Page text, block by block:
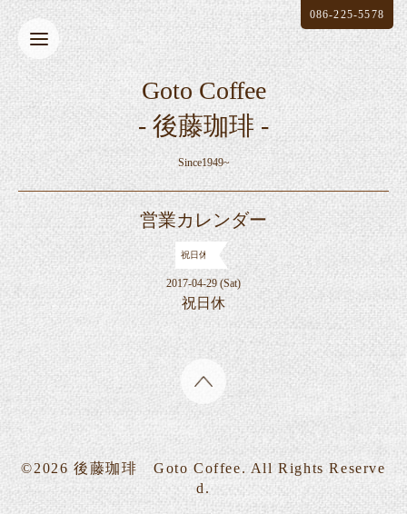
Goto Coffee
- 後藤珈琲 -
Since1949~
086-225-5578
営業カレンダー
祝日休
2017-04-29 (Sat)
祝日休
©2026 後藤珈琲 Goto Coffee. All Rights Reserve
d.